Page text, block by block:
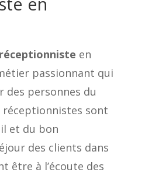
en
passionnant qui
des personnes du
réceptionnistes sont
et du bon
des clients dans
être à l’écoute des